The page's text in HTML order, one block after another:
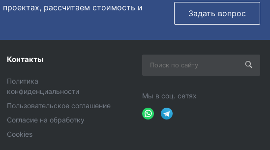
рассчитаем стоимость и
Задать вопрос
Контакты
Политика
конфиденциальности
Пользовательское соглашение
Согласие на обработку
Cookies
Мы в соц. сетях